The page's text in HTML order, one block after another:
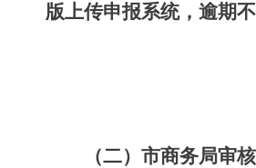
版上传申报系统，逾期
（二）市商务局审